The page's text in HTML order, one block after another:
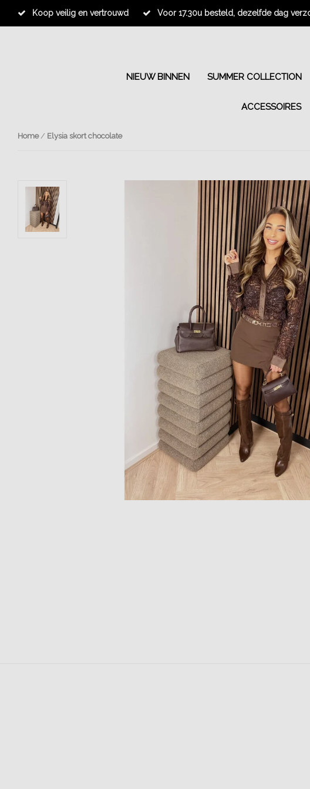
Koop veilig en vertrouwd Voor 17.30u besteld, dezelfde dag
NIEUW BINNEN SUMMER COLLECTION
ACCESSOIRES
Home/ Elysia skort chocolate